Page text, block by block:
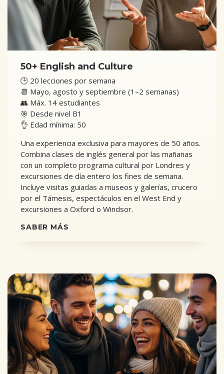
50+ English and Culture
🕒 20 lecciones por semana
📆 Mayo, agosto y septiembre (1–2 semanas)
👥 Máx. 14 estudiantes
🎯 Desde nivel B1
👌 Edad mínima: 50
Una experiencia exclusiva para mayores de 50 años.
Combina clases de inglés general por las mañanas
con un completo programa cultural por Londres y
excursiones de día entero los fines de semana.
Incluye visitas guiadas a museos y galerías, crucero
por el Támesis, espectáculos en el West End y
excursiones a Oxford o Windsor.
SABER MÁS